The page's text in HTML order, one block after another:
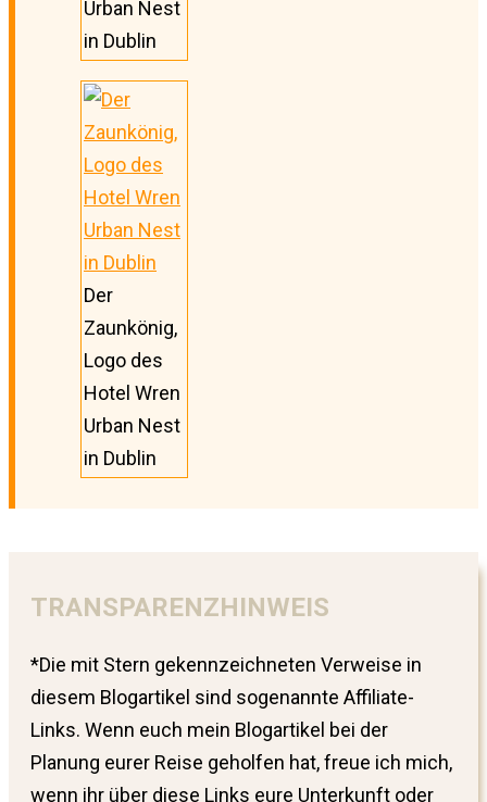
Urban Nest
in Dublin
Der
Zaunkönig,
Logo des
Hotel Wren
Urban Nest
in Dublin
TRANSPARENZHINWEIS
*Die mit Stern gekennzeichneten Verweise in
diesem Blogartikel sind sogenannte Affiliate-
Links. Wenn euch mein Blogartikel bei der
Planung eurer Reise geholfen hat, freue ich mich,
wenn ihr über diese Links eure Unterkunft oder